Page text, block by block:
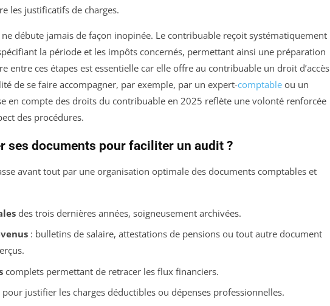
les justificatifs de charges.
débute jamais de façon inopinée. Le contribuable reçoit systématiquement
la période et les impôts concernés, permettant ainsi une préparation
entre ces étapes est essentielle car elle offre au contribuable un droit d’accès
de se faire accompagner, par exemple, par un expert-comptable ou un
en compte des droits du contribuable en 2025 reflète une volonté renforcée
des procédures.
ses documents pour faciliter un audit ?
avant tout par une organisation optimale des documents comptables et
des trois dernières années, soigneusement archivées.
: bulletins de salaire, attestations de pensions ou tout autre document
complets permettant de retracer les flux financiers.
pour justifier les charges déductibles ou dépenses professionnelles.